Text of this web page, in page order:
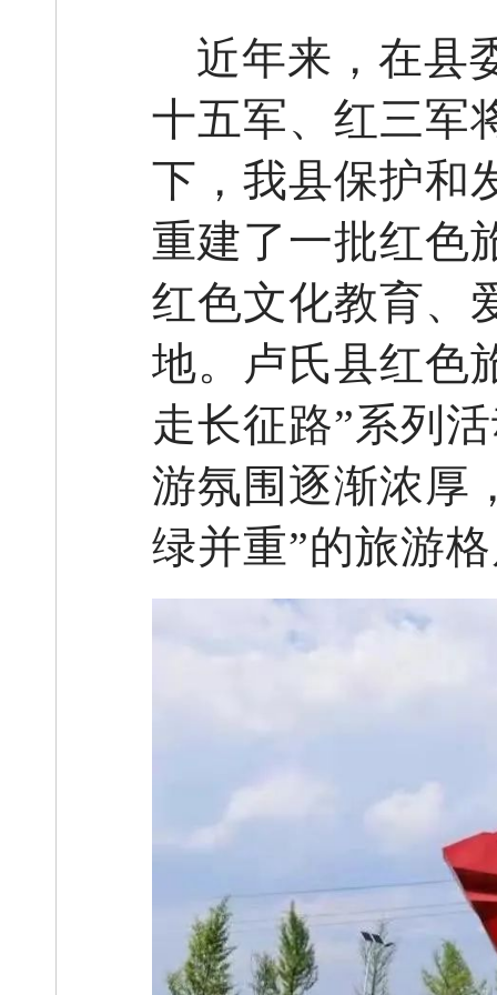
近年来，在县
十五军、红三军
下，我县保护和
重建了一批红色
红色文化教育、
地。卢氏县红色
走长征路”系列
游氛围逐渐浓厚
绿并重”的旅游